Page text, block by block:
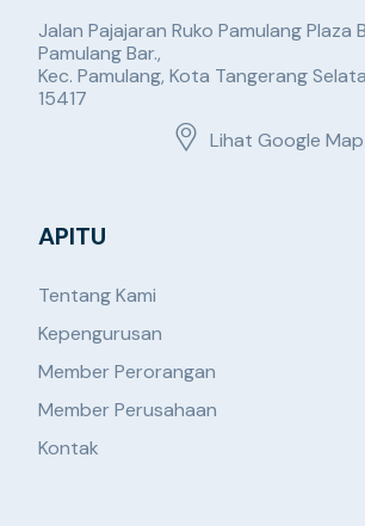
Jalan Pajajaran Ruko Pamulang Plaza
Pamulang Bar.,
Kec. Pamulang, Kota Tangerang
15417
Lihat Google Map
APITU
Tentang Kami
Kepengurusan
Member Perorangan
Member Perusahaan
Kontak